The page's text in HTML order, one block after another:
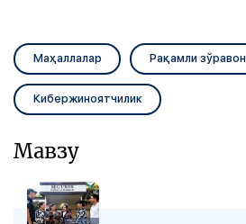
Маҳаллалар Рақамли
Кибержиноятчилик
Мавзу